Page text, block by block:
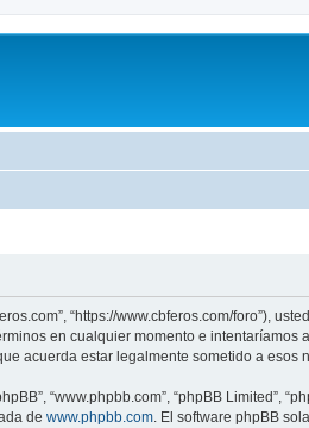
“https://www.cbferos.com/foro”),
en cualquier momento e
acuerda estar legalmente sometido a
“www.phpbb.com”, “phpBB Limited”,
de www.phpbb.com. El software phpBB